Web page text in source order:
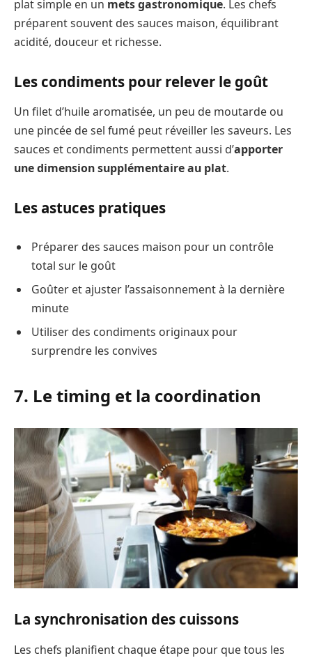
plat simple en un mets gastronomique. Les chefs
préparent souvent des sauces maison, équilibrant
acidité, douceur et richesse.
Les condiments pour relever le goût
Un filet d’huile aromatisée, un peu de moutarde ou
une pincée de sel fumé peut réveiller les saveurs. Les
sauces et condiments permettent aussi d’apporter
une dimension supplémentaire au plat.
Les astuces pratiques
Préparer des sauces maison pour un contrôle
total sur le goût
Goûter et ajuster l’assaisonnement à la dernière
minute
Utiliser des condiments originaux pour
surprendre les convives
7. Le timing et la coordination
La synchronisation des cuissons
Les chefs planifient chaque étape pour que tous les